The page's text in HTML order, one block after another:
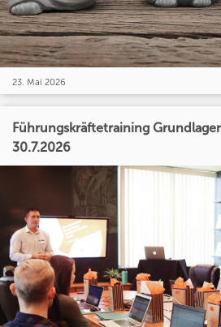
23. Mai 2026
Führungskräftetraining
30.7.2026